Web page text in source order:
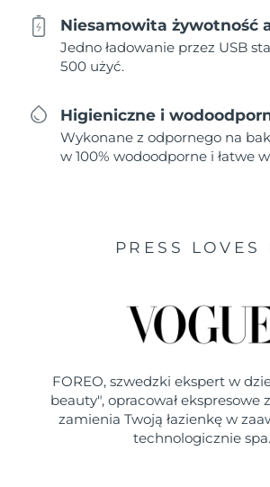
Niesamowita żywotność
Jedno ładowanie przez USB
500 użyć.
Higieniczne i
Wykonane z odpornego na
w 100% wodoodporne i łatwe
PRESS LOVES
FOREO, szwedzki ekspert w
beauty", opracował ekspresowe
zamienia Twoją łazienkę w
technologicznie spa.